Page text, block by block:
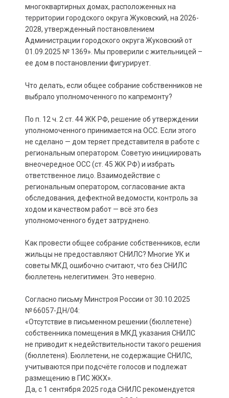
многоквартирных домах, расположенных на
территории городского округа Жуковский, на 2026-
2028, утвержденный постановлением
Администрации городского округа Жуковский от
01.09.2025 № 1369». Мы проверили с жительницей –
ее дом в постановлении фигурирует.
Что делать, если общее собрание собственников не
выбрало уполномоченного по капремонту?
По п. 12 ч. 2 ст. 44 ЖК РФ, решение об утверждении
уполномоченного принимается на ОСС. Если этого
не сделано — дом теряет представителя в работе с
региональным оператором. Советую инициировать
внеочередное ОСС (ст. 45 ЖК РФ) и избрать
ответственное лицо. Взаимодействие с
региональным оператором, согласование акта
обследования, дефектной ведомости, контроль за
ходом и качеством работ — всё это без
уполномоченного будет затруднено.
Как провести общее собрание собственников, если
жильцы не предоставляют СНИЛС? Многие УК и
советы МКД ошибочно считают, что без СНИЛС
бюллетень нелегитимен. Это неверно.
Согласно письму Минстроя России от 30.10.2025
№ 66057-ДН/04:
«Отсутствие в письменном решении (бюллетене)
собственника помещения в МКД указания СНИЛС
не приводит к недействительности такого решения
(бюллетеня). Бюллетени, не содержащие СНИЛС,
учитываются при подсчёте голосов и подлежат
размещению в ГИС ЖКХ».
Да, с 1 сентября 2025 года СНИЛС рекомендуется